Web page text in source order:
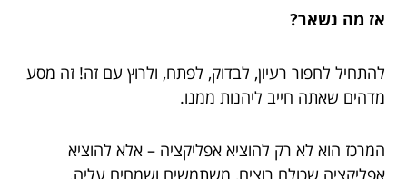
אז מה נשאר?
להתחיל לחפור רעיון, לבדוק, לפתח, ולרוץ עם זה! זה מסע
מדהים שאתה חייב ליהנות ממנו.
המרכז הוא לא רק להוציא אפליקציה – אלא להוציא